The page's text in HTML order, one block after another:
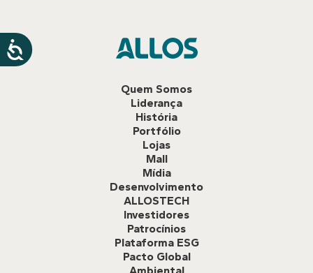
Quem Somos
Liderança
História
Portfólio
Lojas
Mall
Mídia
Desenvolvimento
ALLOSTECH
Investidores
Patrocínios
Plataforma ESG
Pacto Global